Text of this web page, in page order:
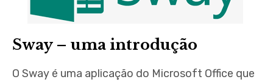
Sway – uma introdução
O Sway é uma aplicação do Microsoft Office que